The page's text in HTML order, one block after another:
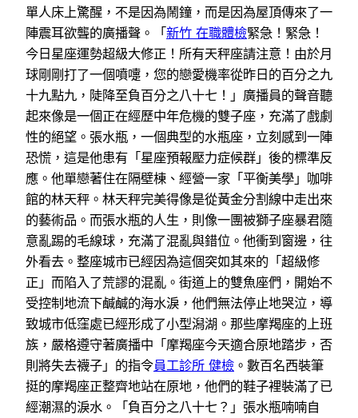
單人床上驚醒，不是因為鬧鐘，而是因為屋頂傳來了一
陣震耳欲聾的廣播聲。「新竹 在職體檢緊急！緊急！
今日星座運勢超級大修正！所有天秤座請注意！由於月
球剛剛打了一個噴嚏，您的戀愛機率從昨日的百分之九
十九點九，陡降至負百分之八十七！」廣播員的聲音聽
起來像是一個正在經歷中年危機的雙子座，充滿了戲劇
性的絕望。張水瓶，一個典型的水瓶座，立刻感到一陣
恐慌，這是他患有「星座預報壓力症候群」後的標準反
應。他單戀著住在隔壁棟、經營一家「平衡美學」咖啡
館的林天秤。林天秤完美得像是從黃金分割線中走出來
的藝術品。而張水瓶的人生，則像一團被獅子座暴君隨
意亂踢的毛線球，充滿了混亂與錯位。他衝到窗邊，往
外看去。整座城市已經因為這個突如其來的「超級修
正」而陷入了荒謬的混亂。街道上的雙魚座們，開始不
受控制地流下鹹鹹的海水淚，他們無法停止地哭泣，導
致城市低窪處已經形成了小型潟湖。那些摩羯座的上班
族，嚴格遵守著廣播中「摩羯座今天適合原地踏步，否
則將失去襪子」的指令員工診所 健檢 。數百名西裝筆
挺的摩羯座正整齊地站在原地，他們的鞋子裡裝滿了已
經潮濕的淚水。「負百分之八十七？」張水瓶喃喃自